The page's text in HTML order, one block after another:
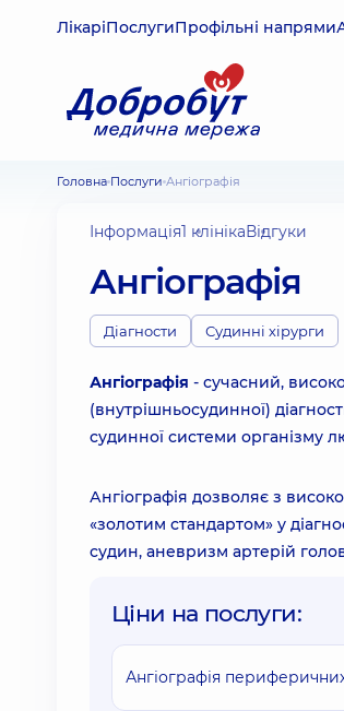
ЛікаріПослугиПрофільні напрями
Головна Послуги Ангіографія
Інформація1 клінікаВідгуки
Ангіографія
Діагности Судинні хірурги
Ангіографія - сучасний,
(внутрішньосудинної)
судинної системи організму
Ангіографія дозволяє з
«золотим стандартом» у
судин, аневризм артерій
Ціни на послуги:
Ангіографія